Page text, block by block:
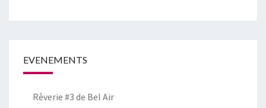
EVENEMENTS
Rêverie #3 de Bel Air